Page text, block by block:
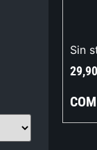
Sin
29,90